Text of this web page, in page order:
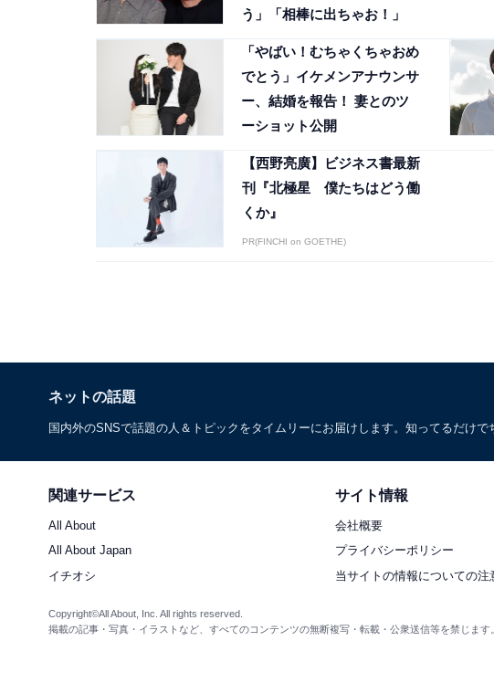
う」「相棒に出ちゃお！」
「やばい！むちゃくちゃおめ
でとう」イケメンアナウンサ
ー、結婚を報告！ 妻とのツ
ーショット公開
【西野亮廣】ビジネス書最新
刊『北極星 僕たちはどう働
くか』
PR(FINCHI on GOETHE)
ネットの話題
国内外のSNSで話題の人＆トピックをタイムリーにお届けします。知ってるだけ
関連サービス
All About
All About Japan
イチオシ
サイト情報
会社概要
プライバシーポリシー
当サイトの情報についての注
Copyright©All About, Inc. All rights reserved.
掲載の記事・写真・イラストなど、すべてのコンテンツの無断複写・転載・公衆送信等を禁じます。